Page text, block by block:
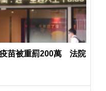
苗被重罰200萬 法院